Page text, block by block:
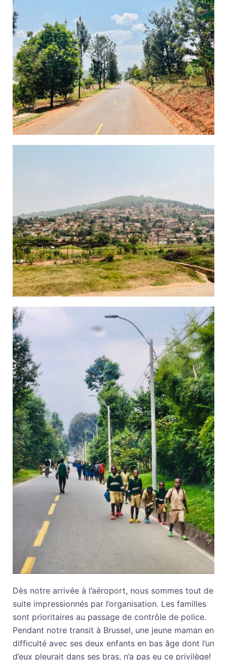
Dès notre arrivée à l’aéroport, nous sommes tout de
suite impressionnés par l’organisation. Les familles
sont prioritaires au passage de contrôle de police.
Pendant notre transit à Brussel, une jeune maman en
difficulté avec ses deux enfants en bas âge dont l’un
d’eux pleurait dans ses bras, n’a pas eu ce privilège!